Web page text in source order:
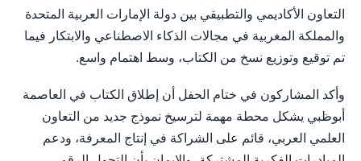
التعاون الأكاديمي والتطبيقي بين دولة الإمارات العربية المتحدة
والمملكة المغربية في مجالات الذكاء الاصطناعي والابتكار فيما
تم توقيع وتوزيع نسخ من الكتاب، وسط اهتمام واسع.
وأكد المشاركون في ختام الحفل أن إطلاق الكتاب في العاصمة
أبوظبي يشكل محطة مهمة لترسيخ نموذج جديد من التعاون
العلمي العربي، قائم على الشراكة في إنتاج المعرفة، ودعم